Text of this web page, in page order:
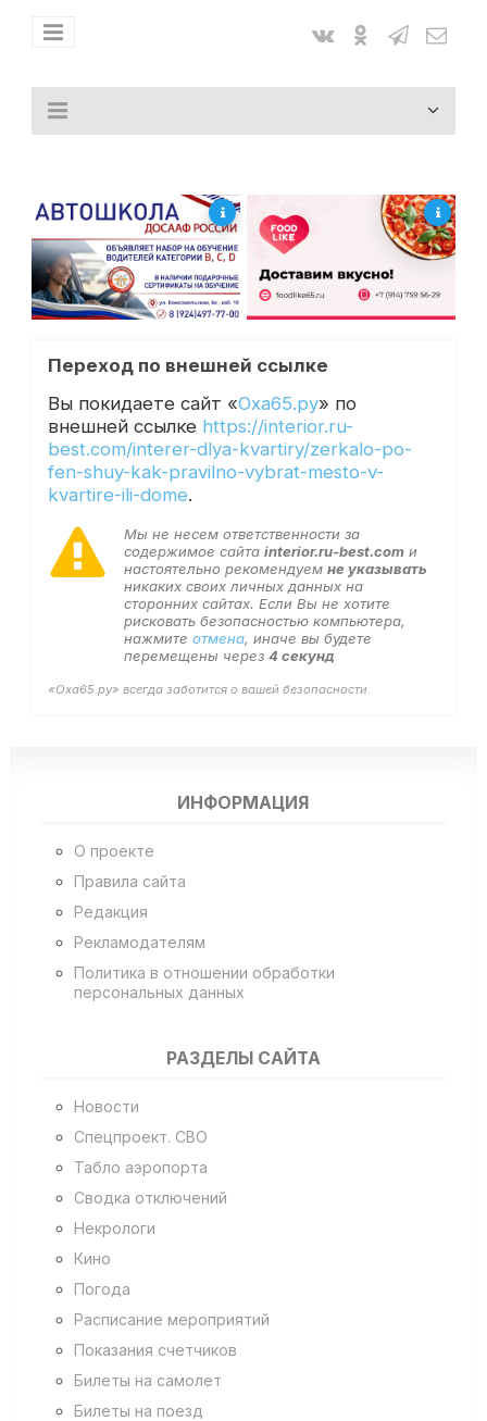
Переход по внешней ссылке
Вы покидаете сайт «Оха65.ру» по
внешней ссылке https://interior.ru-
best.com/interer-dlya-kvartiry/zerkalo-po-
fen-shuy-kak-pravilno-vybrat-mesto-v-
kvartire-ili-dome.
Мы не несем ответственности за
содержимое сайта interior.ru-best.comи
настоятельно рекомендуем не указывать
никаких своих личных данных на
сторонних сайтах. Если Вы не хотите
рисковать безопасностью компьютера,
нажмите отмена, иначе вы будете
перемещены через 4 секунд
«Оха65.ру» всегда заботится о вашей безопасности.
ИНФОРМАЦИЯ
О проекте
Правила сайта
Редакция
Рекламодателям
Политика в отношении обработки
персональных данных
РАЗДЕЛЫ САЙТА
Новости
Спецпроект. СВО
Табло аэропорта
Сводка отключений
Некрологи
Кино
Погода
Расписание мероприятий
Показания счетчиков
Билеты на самолет
Билеты на поезд